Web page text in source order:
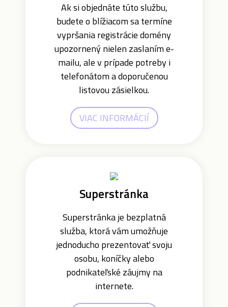
Ak si objednáte túto službu,
budete o blížiacom sa termíne
vypršania registrácie domény
upozornený nielen zaslaním e-
mailu, ale v prípade potreby i
telefonátom a doporučenou
listovou zásielkou.
VIAC INFORMÁCIÍ
Superstránka
Superstránka je bezplatná
služba, ktorá vám umožňuje
jednoducho prezentovať svoju
osobu, koníčky alebo
podnikateľské záujmy na
internete.